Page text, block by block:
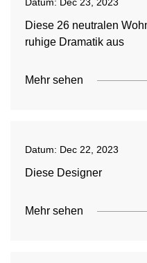
Diese 26 neutralen
ruhige Dramatik aus
Mehr sehen
Datum: Dec 22, 2023
Diese Designer
Mehr sehen